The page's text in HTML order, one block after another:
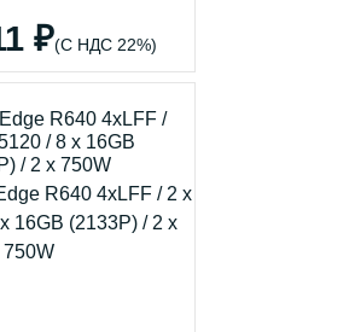
₽(С НДС 22%)
R640 4xLFF /
/ 8 x 16GB
/ 2 x 750W